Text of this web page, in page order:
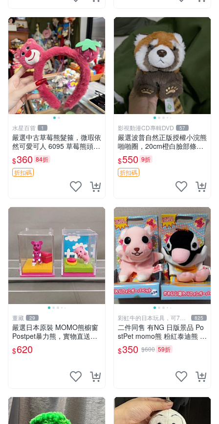
水星百貨 1
嚴選中古草莓熊髮箍，微瑕依
然可愛可人 6095 草莓熊頭飾
中古髮圈 熊寶 寶寶 娃娃熊髮
箍 中古收藏 玩具髮夾
$360 84折
折扣碼
影視動漫CD專輯DVD 57
嚴選波普自然正版授權小浣熊
啪啪圈，20cm橙白臉部條紋
清晰，毛絨超萌贈品推薦。
小浣熊 波普 圈環
$550 9折
折扣碼
董藏 29
嚴選日本原裝 MOMO熊櫥窗
Postpet暴力熊，實物直送新
臺灣。MOMO熊 暴力熊 熊貓
櫥窗
$620
彩虹牛的日本玩具，可7取
付
825
二件同售 有NG 日版景品 Po
stPet momo熊 粉紅泰迪熊 妹
妹 comomo 企鵝 娃娃 布偶
手指頭 娃娃
$350 $600 59折